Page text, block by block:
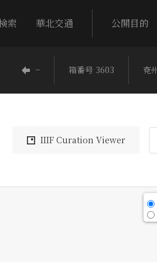
索 華北交通 公開目的
− 箱番号 3603 兗
IIIF Curation Viewer